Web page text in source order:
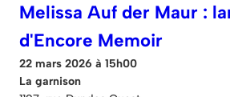
Melissa Auf der Maur :
d'Encore Memoir
22 mars 2026 à 15h00
La garnison